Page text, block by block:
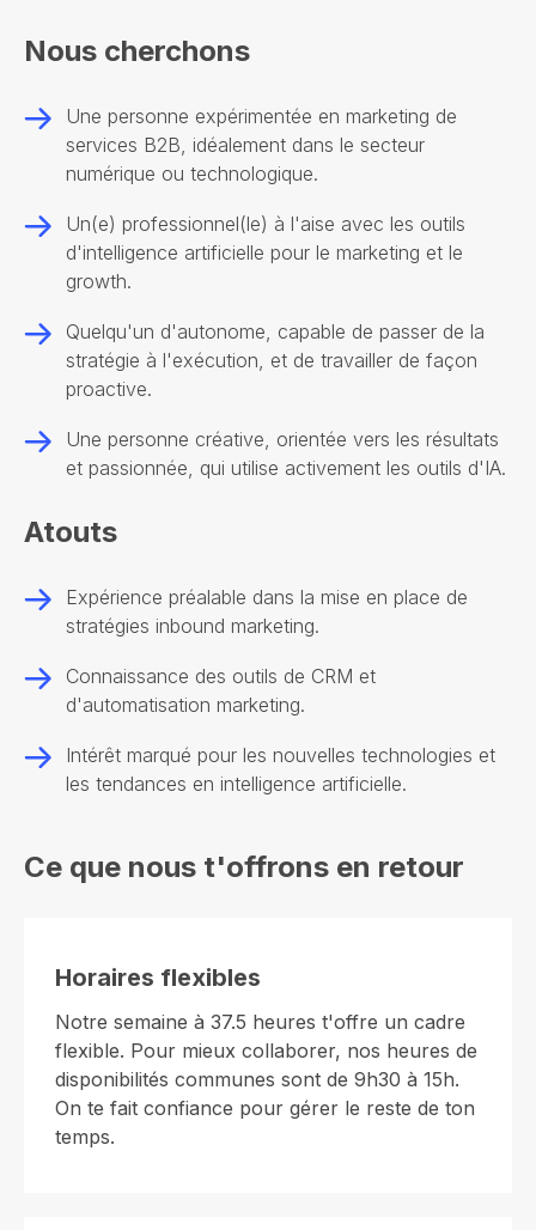
Nous cherchons
Une personne expérimentée en marketing de
services B2B, idéalement dans le secteur
numérique ou technologique.
Un(e) professionnel(le) à l'aise avec les outils
d'intelligence artificielle pour le marketing et le
growth.
Quelqu'un d'autonome, capable de passer de la
stratégie à l'exécution, et de travailler de façon
proactive.
Une personne créative, orientée vers les résultats
et passionnée, qui utilise activement les outils d'IA.
Atouts
Expérience préalable dans la mise en place de
stratégies inbound marketing.
Connaissance des outils de CRM et
d'automatisation marketing.
Intérêt marqué pour les nouvelles technologies et
les tendances en intelligence artificielle.
Ce que nous t'offrons en retour
Horaires flexibles
Notre semaine à 37.5 heures t'offre un cadre
flexible. Pour mieux collaborer, nos heures de
disponibilités communes sont de 9h30 à 15h.
On te fait confiance pour gérer le reste de ton
temps.